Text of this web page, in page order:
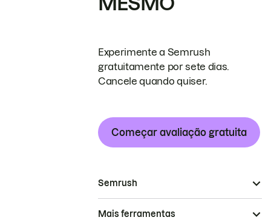
Experimente a Semrush
gratuitamente por sete dias.
Cancele quando quiser.
Começar avaliação gratuita
Semrush
Mais ferramentas